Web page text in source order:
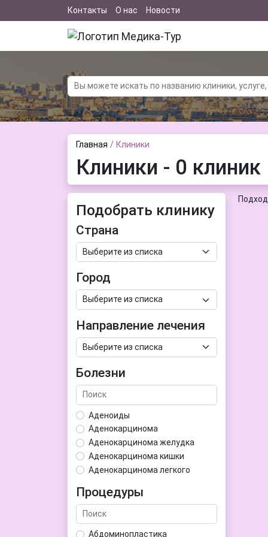
Контакты О нас Новости
Главная Клиники
Клиники - 0 клиник
Подобрать клинику
Страна
Город
Направление лечения
Болезни
Аденоиды
Аденокарцинома
Аденокарцинома желудка
Аденокарцинома кишки
Аденокарцинома легкого
Аденома гипофиза
Аденома простаты
Аденома щитовидной железы
Процедуры
Абдоминопластика